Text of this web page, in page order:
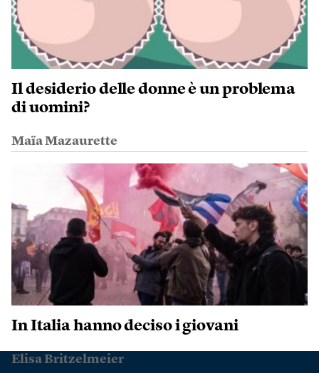
Il desiderio delle donne è un problema
di uomini?
Maïa Mazaurette
In Italia hanno deciso i giovani
Elisa Britzelmeier